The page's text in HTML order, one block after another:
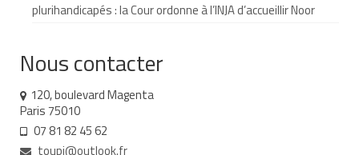
Aide exceptionnelle sécurité sociale
Aide aux démarches relatives à la
scolarisation
Education nationale : ASH
Scolarisation : conseils pour obtenir une
décision favorable
plurihandicapés : la Cour ordonne à l’INJA d’accueillir Noor
Nous contacter
120, boulevard Magenta
Paris 75010
07 81 82 45 62
toupi@outlook.fr